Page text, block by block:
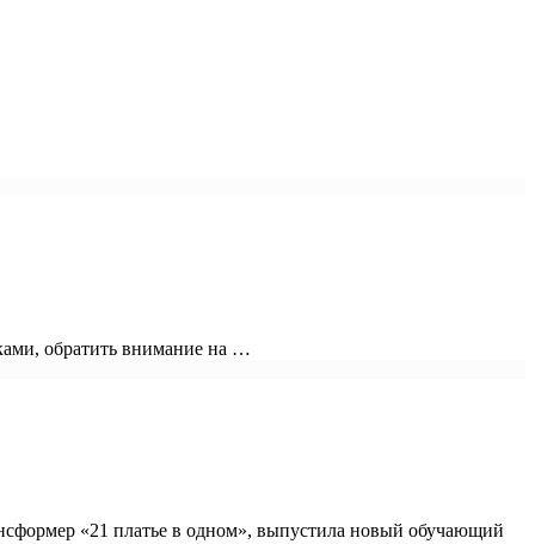
обратить внимание на …
«21 платье в одном», выпустила новый обучающий